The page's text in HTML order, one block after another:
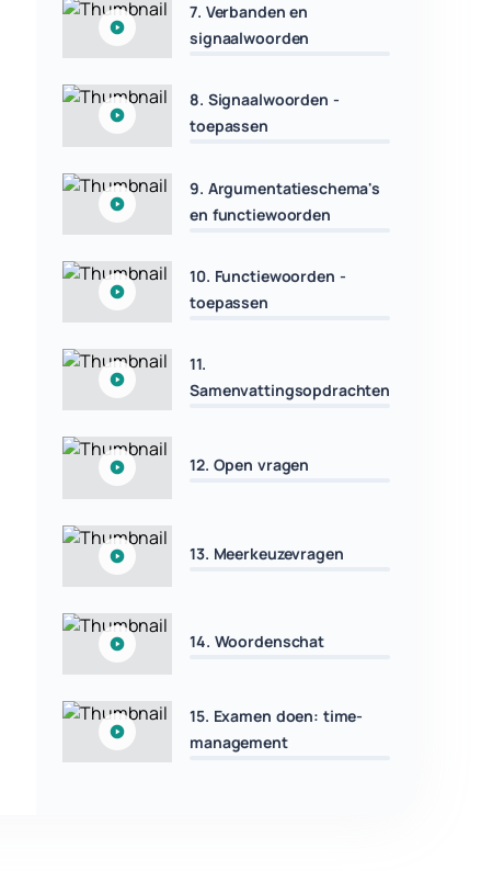
7. Verbanden en
signaalwoorden
8. Signaalwoorden -
toepassen
9. Argumentatieschema's
en functiewoorden
10. Functiewoorden -
toepassen
11.
Samenvattingsopdrachten
12. Open vragen
13. Meerkeuzevragen
14. Woordenschat
15. Examen doen: time-
management